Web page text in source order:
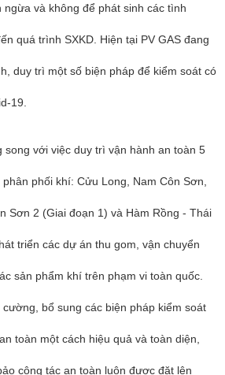
ngừa và không để phát sinh các tình
quá trình SXKD. Hiện tại PV GAS đang
duy trì một số biện pháp để kiểm soát có
19.
song với việc duy trì vận hành an toàn 5
phối khí: Cửu Long, Nam Côn Sơn,
Sơn 2 (Giai đoạn 1) và Hàm Rồng - Thái
triển các dự án thu gom, vận chuyển
sản phẩm khí trên phạm vi toàn quốc.
cường, bổ sung các biện pháp kiểm soát
toàn một cách hiệu quả và toàn diện,
công tác an toàn luôn được đặt lên